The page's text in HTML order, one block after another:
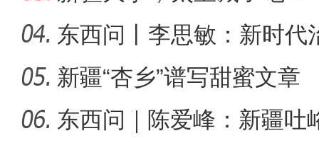
第一师六团西梅进
东西问丨李思敏：新时代
新疆“杏乡”谱写甜蜜文章
东西问｜陈爱峰：新疆吐